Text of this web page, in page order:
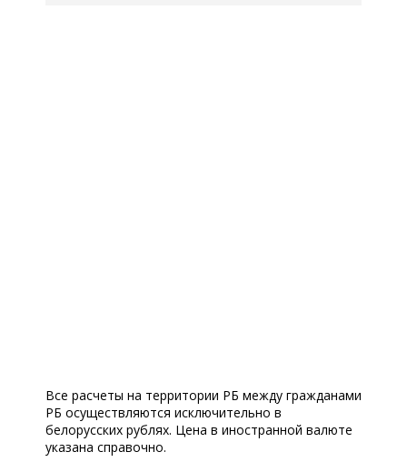
Все расчеты на территории РБ между гражданами
РБ осуществляются исключительно в
белорусских рублях. Цена в иностранной валюте
указана справочно.